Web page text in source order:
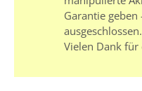
Garantie
ausgeschlossen.
Vielen Dank für